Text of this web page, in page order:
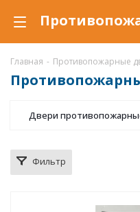
Главная - Противопожарные
Двери
Фильтр